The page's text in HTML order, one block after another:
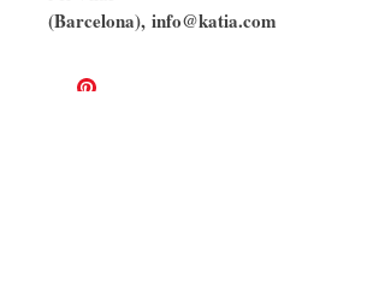
(Barcelona), info@katia.com​​​​​​​